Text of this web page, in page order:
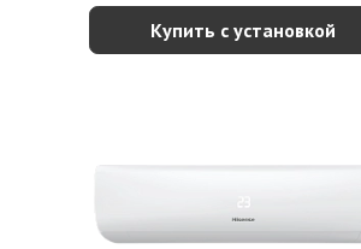
Купить с установкой